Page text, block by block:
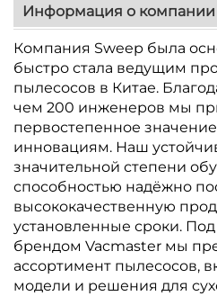
Информация о компании
Компания Sweep была
быстро стала ведущим
пылесосов в Китае.
чем 200 инженеров мы
первостепенное значение
инновациям. Наш
значительной степени
способностью надёжно
высококачественную
установленные сроки.
брендом Vacmaster мы
ассортимент пылесосов,
модели и решения для